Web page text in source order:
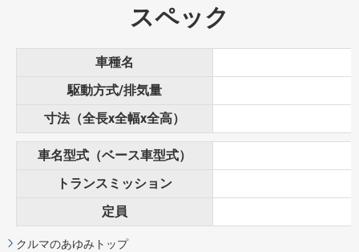
スペック
車種名
駆動方式/排気量
寸法（全長x全幅x全高）
車名型式（ベース車型式）
トランスミッション
定員
クルマのあゆみトップ